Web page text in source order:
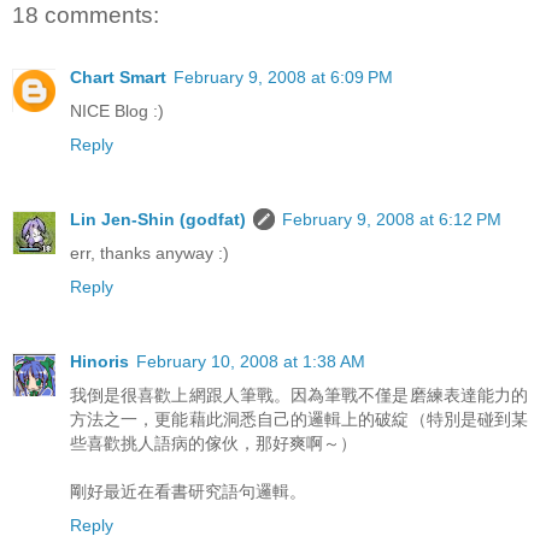
18 comments:
Chart Smart February 9, 2008 at 6:09 PM
NICE Blog :)
Reply
Lin Jen-Shin (godfat)
February 9, 2008 at 6:12 PM
err, thanks anyway :)
Reply
Hinoris February 10, 2008 at 1:38 AM
我倒是很喜歡上網跟人筆戰。因為筆戰不僅是磨練表達能力的
方法之一，更能藉此洞悉自己的邏輯上的破綻（特別是碰到某
些喜歡挑人語病的傢伙，那好爽啊～）
剛好最近在看書研究語句邏輯。
Reply